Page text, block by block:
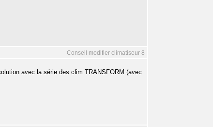
Conseil modifier climatiseur 8
avec la série des clim TRANSFORM (avec